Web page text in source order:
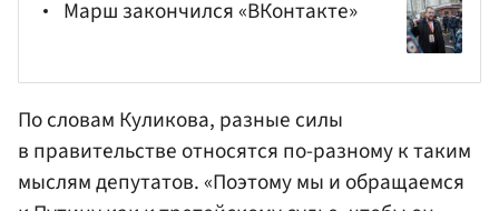
Марш закончился «ВКонтакте»
По словам Куликова, разные силы
в правительстве относятся по-разному к таким
мыслям депутатов. «Поэтому мы и обращаемся